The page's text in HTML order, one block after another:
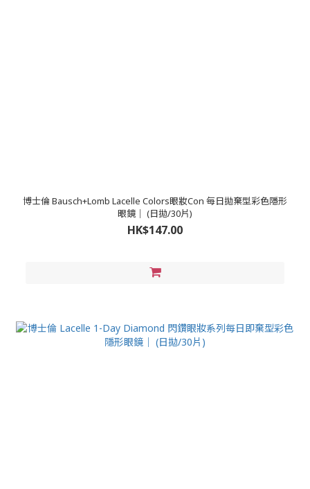
博士倫 Bausch+Lomb Lacelle Colors眼妝Con 每日拋棄型彩色隱形
眼鏡｜ (日拋/30片)
HK$147.00